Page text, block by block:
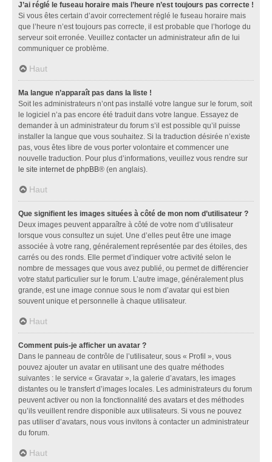
J’ai réglé le fuseau horaire mais l’heure n’est toujours pas correcte !
Si vous êtes certain d’avoir correctement réglé le fuseau horaire mais
que l’heure n’est toujours pas correcte, il est probable que l’horloge du
serveur soit erronée. Veuillez contacter un administrateur afin de lui
communiquer ce problème.
Haut
Ma langue n’apparaît pas dans la liste !
Soit les administrateurs n’ont pas installé votre langue sur le forum, soit
le logiciel n’a pas encore été traduit dans votre langue. Essayez de
demander à un administrateur du forum s’il est possible qu’il puisse
installer la langue que vous souhaitez. Si la traduction désirée n’existe
pas, vous êtes libre de vous porter volontaire et commencer une
nouvelle traduction. Pour plus d’informations, veuillez vous rendre sur
le site internet de phpBB® (en anglais).
Haut
Que signifient les images situées à côté de mon nom d’utilisateur ?
Deux images peuvent apparaître à côté de votre nom d’utilisateur
lorsque vous consultez un sujet. Une d’elles peut être une image
associée à votre rang, généralement représentée par des étoiles, des
carrés ou des ronds. Elle permet d’indiquer votre activité selon le
nombre de messages que vous avez publié, ou permet de différencier
votre statut particulier sur le forum. L’autre image, généralement plus
grande, est une image connue sous le nom d’avatar qui est bien
souvent unique et personnelle à chaque utilisateur.
Haut
Comment puis-je afficher un avatar ?
Dans le panneau de contrôle de l’utilisateur, sous « Profil », vous
pouvez ajouter un avatar en utilisant une des quatre méthodes
suivantes : le service « Gravatar », la galerie d’avatars, les images
distantes ou le transfert d’images locales. Les administrateurs du forum
peuvent activer ou non la fonctionnalité des avatars et des méthodes
qu’ils veuillent rendre disponible aux utilisateurs. Si vous ne pouvez
pas utiliser d’avatars, nous vous invitons à contacter un administrateur
du forum.
Haut